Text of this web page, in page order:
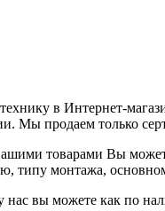
в Интернет-
Мы продаем только
товарами Вы
типу монтажа,
вы можете как по